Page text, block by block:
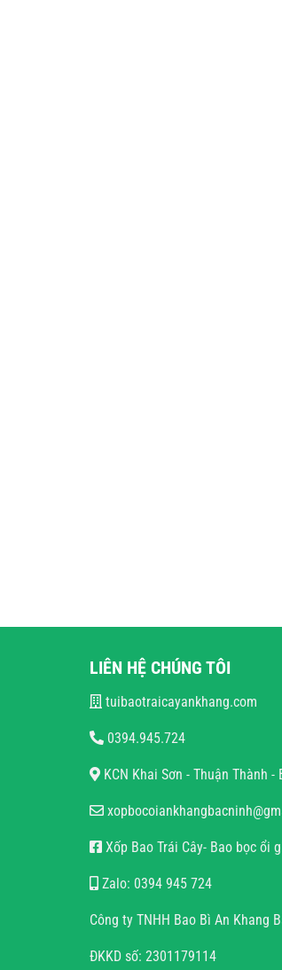
LIÊN HỆ CHÚNG TÔI
tuibaotraicayankhang.com
0394.945.724
KCN Khai Sơn - Thuận Thành -
Xốp Bao Trái Cây- Bao bọc ổi
Zalo: 0394 945 724
Công ty TNHH Bao Bì An Khang
ĐKKD số: 2301179114